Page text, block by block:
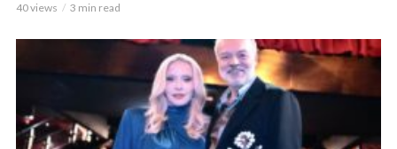
40 views 3 min read